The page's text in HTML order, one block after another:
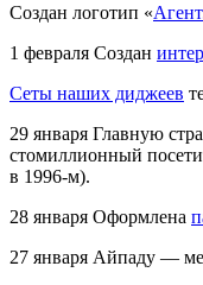
Создан логотип «
1 февраля Создан
Сеты наших диджеев
29 января Главную
стомиллионный
в 1996-м).
28 января Оформлена
27 января Айпаду —